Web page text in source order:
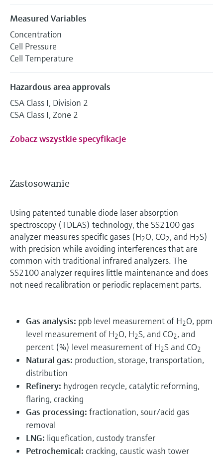
Measured Variables
Concentration
Cell Pressure
Cell Temperature
Hazardous area approvals
CSA Class I, Division 2
CSA Class I, Zone 2
Zobacz wszystkie specyfikacje
Zastosowanie
Using patented tunable diode laser absorption
spectroscopy (TDLAS) technology, the SS2100 gas
analyzer measures specific gases (H2O, CO2, and H2S)
with precision while avoiding interferences that are
common with traditional infrared analyzers. The
SS2100 analyzer requires little maintenance and does
not need recalibration or periodic replacement parts.
Gas analysis: ppb level measurement of H2O, ppm
level measurement of H2O, H2S, and CO2, and
percent (%) level measurement of H2S and CO2
Natural gas: production, storage, transportation,
distribution
Refinery: hydrogen recycle, catalytic reforming,
flaring, cracking
Gas processing: fractionation, sour/acid gas
removal
LNG: liquefication, custody transfer
Petrochemical: cracking, caustic wash tower